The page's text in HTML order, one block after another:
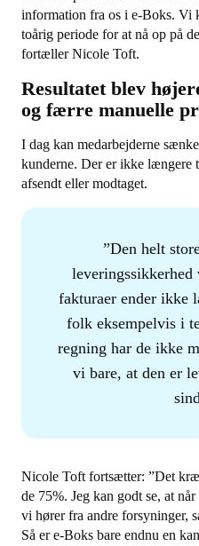
information fra os i e-Boks. Vi
toårig periode for at nå op på
fortæller Nicole Toft.
Resultatet blev
og færre manuelle
I dag kan medarbejderne
kunderne. Der er ikke længere
afsendt eller modtaget.
Den helt
leveringssikkerhed
fakturaer ender ikke
folk eksempelvis i
regning har de ikke
vi bare, at den er
Nicole Toft fortsætter: ”Det
de 75%. Jeg kan godt se, at
vi hører fra andre forsyninger,
Så er e-Boks bare endnu en